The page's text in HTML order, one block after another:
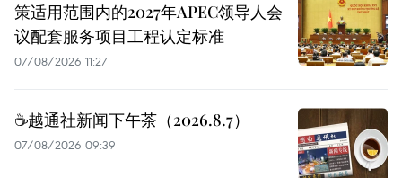
策适用范围内的2027年APEC领导人会
议配套服务项目工程认定标准
07/08/2026 11:27
☕️越通社新闻下午茶（2026.8.7）
07/08/2026 09:39